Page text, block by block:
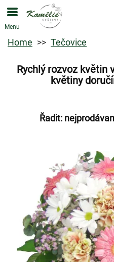
Menu
Home Tečovice
Rychlý rozvoz květin
květiny
Řadit: